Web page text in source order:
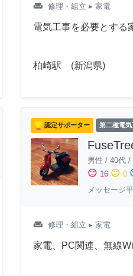
weekend 修理・組立 ▸ 家電
電気工事を必要とする
柏崎駅 (新潟県)
認定サポーター 第二種電気
男性 / 40代/
sentiment_satisfied 16 sentiment_neutral 0
メッセージ
weekend 修理・組立 ▸ 家電
家電、PC関連、無線